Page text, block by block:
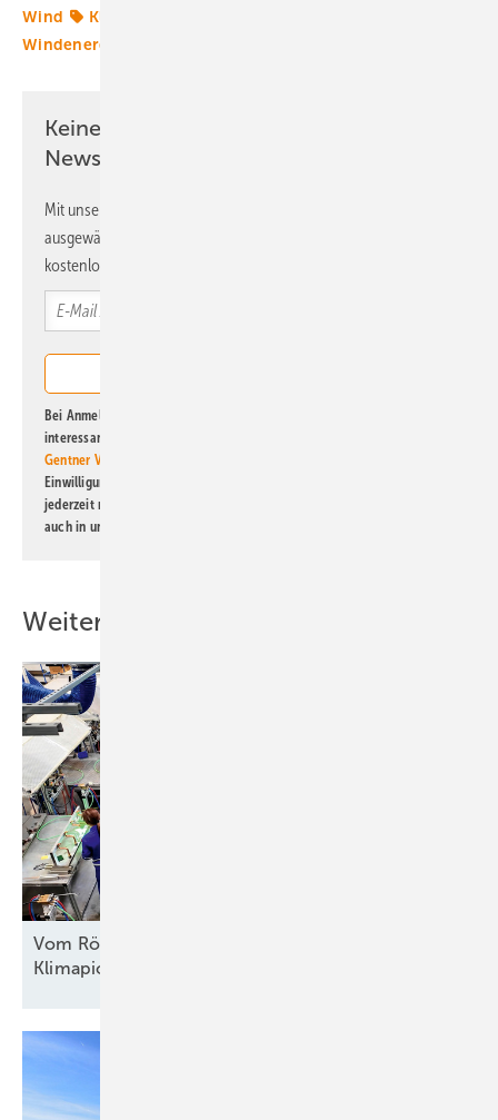
Wind
Klimagesetze
Windenergie
Keine Zeit? Kein Problem mit dem ERE
Newsletter!
Mit unserem Newsletter erhalten Sie regelmäßig von uns
ausgewählte Informationen und Neuigkeiten, gebündelt und
kostenlos direkt ins Postfach.
Bei Anmeldung zu diesem Newsletter bin ich damit einverstanden, über
interessante Verlags- und Online-Angebote
Gentner Verlag GmbH & Co. KG
Einwilligung kann ich jederzeit widerrufen und eine Abmeldung ist
jederzeit möglich. Informationen zum Umgang mit Daten finden Sie
auch in unserer
Weitere Inhalte
Vom Röhrenfernseher zur
Klimapionier-Technologie